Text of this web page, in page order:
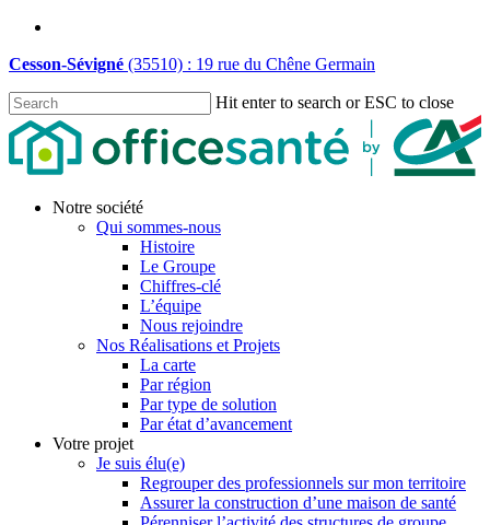
Skip
main
Cesson-Sévigné (35510) : 19 rue du Chêne Germain
Hit enter to search or ESC to close
Close
Search
Menu
Notre société
Qui sommes-nous
Histoire
Le Groupe
Chiffres-clé
L’équipe
Nous rejoindre
Nos Réalisations et Projets
La carte
Par région
Par type de solution
Par état d’avancement
Votre projet
Je suis élu(e)
Regrouper des professionnels sur mon territoire
Assurer la construction d’une maison de santé